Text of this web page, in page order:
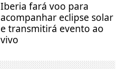
Iberia fará voo para
acompanhar eclipse solar
e transmitirá evento ao
vivo